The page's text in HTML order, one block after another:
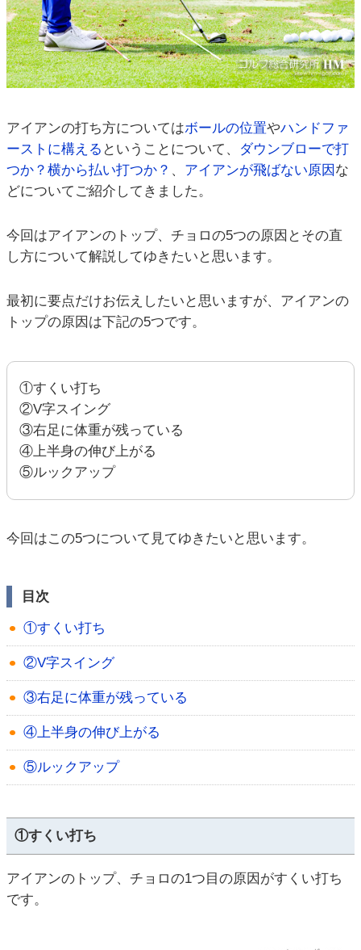
アイアンの打ち方についてはボールの位置やハンドファ
ーストに構える ということについて、
ダウンブローで打
つか？横から払い打つか？ 、 アイアンが飛ばない原因 な
どについてご紹介してきました。
今回はアイアンのトップ、チョロの5つの原因とその直
し方について解説してゆきたいと思います。
最初に要点だけお伝えしたいと思いますが、アイアンの
トップの原因は下記の5つです。
①すくい打ち
②V字スイング
③右足に体重が残っている
④上半身の伸び上がる
⑤ルックアップ
今回はこの5つについて見てゆきたいと思います。
目次
①すくい打ち
②V字スイング
③右足に体重が残っている
④上半身の伸び上がる
⑤ルックアップ
①すくい打ち
アイアンのトップ、チョロの1つ目の原因がすくい打ち
です。